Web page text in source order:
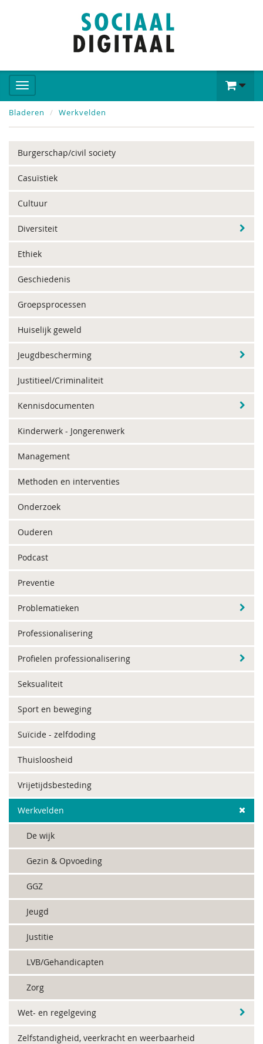
Bladeren Werkvelden
Burgerschap/civil society
Casuïstiek
Cultuur
Diversiteit
Ethiek
Geschiedenis
Groepsprocessen
Huiselijk geweld
Jeugdbescherming
Justitieel/Criminaliteit
Kennisdocumenten
Kinderwerk - Jongerenwerk
Management
Methoden en interventies
Onderzoek
Ouderen
Podcast
Preventie
Problematieken
Professionalisering
Profielen professionalisering
Seksualiteit
Sport en beweging
Suïcide - zelfdoding
Thuisloosheid
Vrijetijdsbesteding
Werkvelden
De wijk
Gezin & Opvoeding
GGZ
Jeugd
Justitie
LVB/Gehandicapten
Zorg
Wet- en regelgeving
Zelfstandigheid, veerkracht en weerbaarheid